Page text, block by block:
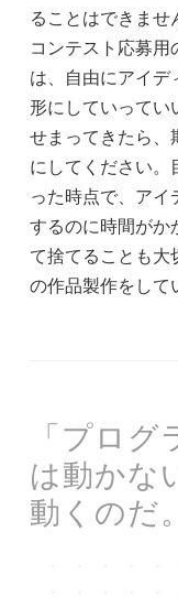
ることはできませ
コンテスト応募用
は、自由にアイデ
形にしていってい
せまってきたら、
にしてください。
った時点で、アイ
するのに時間がか
て捨てることも大
の作品製作をして
「プロ
は動かな
動くのだ